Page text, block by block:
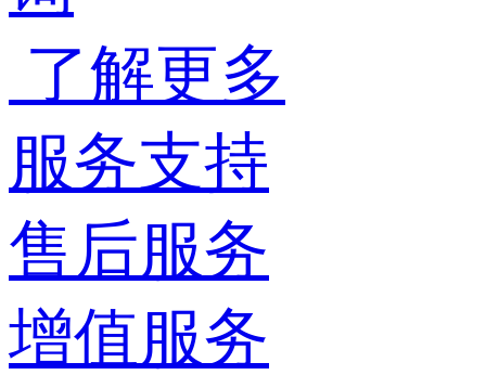
了解更多
服务支持
售后服务
增值服务